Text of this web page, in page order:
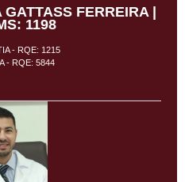
FERREIRA |
1198
- RQE: 1215
- RQE: 5844